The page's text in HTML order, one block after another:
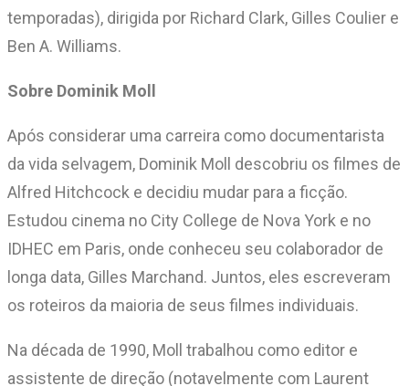
temporadas), dirigida por Richard Clark, Gilles Coulier e
Ben A. Williams.
Sobre Dominik Moll
Após considerar uma carreira como documentarista
da vida selvagem, Dominik Moll descobriu os filmes de
Alfred Hitchcock e decidiu mudar para a ficção.
Estudou cinema no City College de Nova York e no
IDHEC em Paris, onde conheceu seu colaborador de
longa data, Gilles Marchand. Juntos, eles escreveram
os roteiros da maioria de seus filmes individuais.
Na década de 1990, Moll trabalhou como editor e
assistente de direção (notavelmente com Laurent